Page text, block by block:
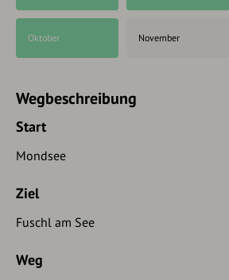
Oktober November
Wegbeschreibung
Start
Mondsee
Ziel
Fuschl am See
Weg